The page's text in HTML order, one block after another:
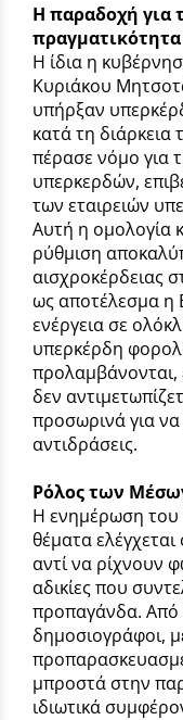
Η παραδοχή για
πραγματικότητα
Η ίδια η
Κυριάκου
υπήρξαν
κατά τη διάρκεια
πέρασε νόμο για
υπερκερδών,
των εταιρειών
Αυτή η ομολογία
ρύθμιση
αισχροκέρδειας
ως αποτέλεσμα η
ενέργεια σε
υπερκέρδη
προλαμβάνονται,
δεν
προσωρινά για να
αντιδράσεις.
Ρόλος των
Η ενημέρωση του
θέματα
αντί να ρίχνουν
αδικίες που
προπαγάνδα. Από
δημοσιογράφοι,
μπροστά στην
ιδιωτικά